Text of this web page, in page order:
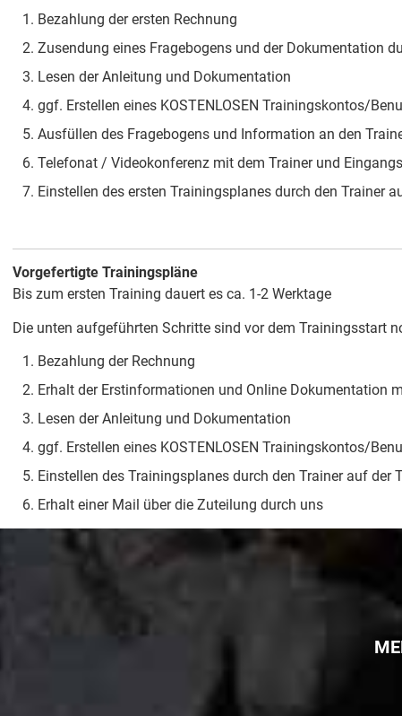
Bezahlung der ersten Rechnung
Zusendung eines Fragebogens und der Dokumentation
Lesen der Anleitung und Dokumentation
ggf. Erstellen eines KOSTENLOSEN Trainingskontos/
Ausfüllen des Fragebogens und Information an den
Telefonat / Videokonferenz mit dem Trainer und
Einstellen des ersten Trainingsplanes durch den Trainer
Vorgefertigte Trainingspläne
Bis zum ersten Training dauert es ca. 1-2 Werktage
Die unten aufgeführten Schritte sind vor dem Trainingsstart
Bezahlung der Rechnung
Erhalt der Erstinformationen und Online Dokumentation
Lesen der Anleitung und Dokumentation
ggf. Erstellen eines KOSTENLOSEN Trainingskontos/
Einstellen des Trainingsplanes durch den Trainer auf der
Erhalt einer Mail über die Zuteilung durch uns